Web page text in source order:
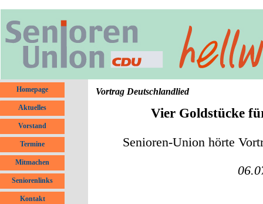
Menü überspringen
Homepage
Aktuelles
Vorstand
Termine
Mitmachen
Seniorenlinks
Kontakt
Vortrag Deutschlandlied
Vier Goldstücke
Senioren-Union hörte